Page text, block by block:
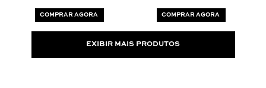
COMPRAR AGORA COMPRAR AGORA
EXIBIR MAIS PRODUTOS